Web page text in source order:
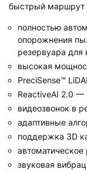
быстрый маршрут
полностью
опорожнения
резервуара для
высокая
PreciSense™
ReactiveAI 2.0 —
видеозвонок в
адаптивные
поддержка 3D
звуковая